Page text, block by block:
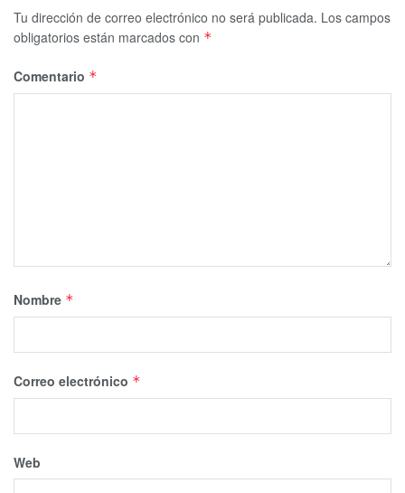
Tu dirección de correo electrónico no será publicada. Los campos
obligatorios están marcados con *
Comentario *
Nombre *
Correo electrónico *
Web